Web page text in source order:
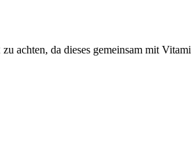
achten, da dieses gemeinsam mit